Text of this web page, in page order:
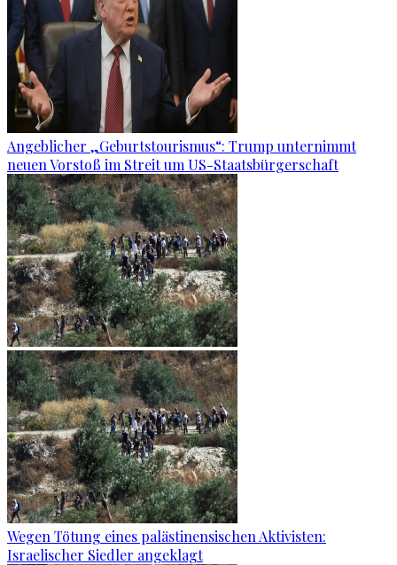
Angeblicher „Geburtstourismus“: Trump unternimmt
neuen Vorstoß im Streit um US-Staatsbürgerschaft
Wegen Tötung eines palästinensischen Aktivisten:
Israelischer Siedler angeklagt